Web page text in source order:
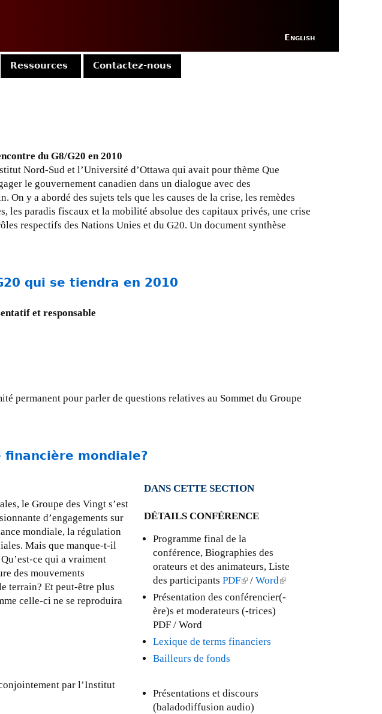
English
du G8/G20 en 2010
Nord-Sud et l’Université d’Ottawa qui avait pour thème Que
le gouvernement canadien dans un dialogue avec des
y a abordé des sujets tels que les causes de la crise, les remèdes
les paradis fiscaux et la mobilité absolue des capitaux privés, une crise
respectifs des Nations Unies et du G20. Un document synthèse
qui se tiendra en 2010
et responsable
permanent pour parler de questions relatives au Sommet du Groupe
financière mondiale?
le Groupe des Vingt s’est
d’engagements sur
mondiale, la régulation
Mais que manque-t-il
ce qui a vraiment
des mouvements
terrain? Et peut-être plus
celle-ci ne se reproduira
par l’Institut
DANS CETTE SECTION
DÉTAILS CONFÉRENCE
Programme final de la
conférence, Biographies des
orateurs et des animateurs, Liste
des participants PDF(
l
i
x
t
/ Word(
l
Présentation des conférencier(-
ère)s et moderateurs (-trices)
PDF / Word
Lexique de terms financiers
Bailleurs de fonds
Présentations et discours
(baladodiffusion audio)
Ressources Contactez-nous